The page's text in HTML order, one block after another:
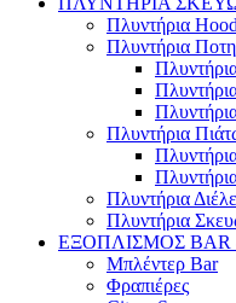
Πλυντήρια
Πλυντήρια
Πλυντήρια
Πλυντήρια
Πλυντήρια
ΕΞΟΠΛΙΣΜΟΣ BAR
Μπλέντερ Bar
Φραπιέρες